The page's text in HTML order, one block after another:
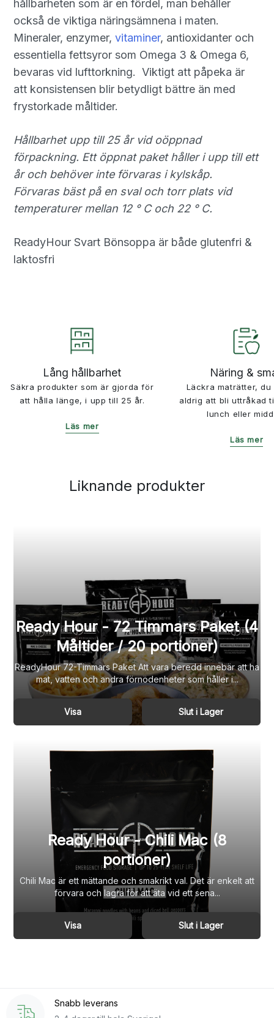
hållbarheten som är en fördel, man behåller
också de viktiga näringsämnena i maten.
Mineraler, enzymer,vitaminer, antioxidanter och
essentiella fettsyror som Omega 3 & Omega 6,
bevaras vid lufttorkning. Viktigt att påpeka är
att konsistensen blir betydligt bättre än med
frystorkade måltider.
Hållbarhet upp till 25 år vid oöppnad
förpackning. Ett öppnat paket håller i upp till ett
år och behöver inte förvaras i kylskåp.
Förvaras bäst på en sval och torr plats vid
temperaturer mellan 12 ° C och 22 ° C.
ReadyHour Svart Bönsoppa är både glutenfri &
laktosfri
Lång hållbarhet
Säkra produkter som är gjorda för
att hålla länge, i upp till 25 år.
Läs mer
Näring &
Läckra maträtter, du
aldrig att bli uttråkad
lunch eller
Läs mer
Liknande produkter
Ready Hour - 72 Timmars Paket (4
Måltider / 20 portioner)
ReadyHour 72-Timmars Paket Att vara beredd innebär att ha
mat, vatten och andra förnödenheter som håller i...
Visa Slut i Lager
Ready Hour - Chili Mac (8
portioner)
Chili Mac är ett mättande och smakrikt val. Det är enkelt att
förvara och lagra för att äta vid ett sena...
Visa Slut i Lager
Snabb leverans